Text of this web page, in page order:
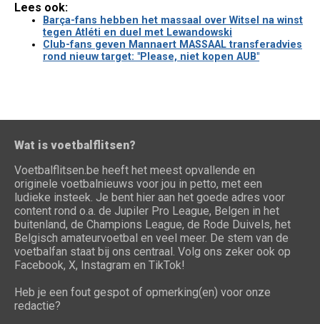
Lees ook:
Barça-fans hebben het massaal over Witsel na winst
tegen Atléti en duel met Lewandowski
Club-fans geven Mannaert MASSAAL transferadvies
rond nieuw target: "Please, niet kopen AUB"
Wat is voetbalflitsen?
Voetbalflitsen.be heeft het meest opvallende en
originele voetbalnieuws voor jou in petto, met een
ludieke insteek. Je bent hier aan het goede adres voor
content rond o.a. de Jupiler Pro League, Belgen in het
buitenland, de Champions League, de Rode Duivels, het
Belgisch amateurvoetbal en veel meer. De stem van de
voetbalfan staat bij ons centraal. Volg ons zeker ook op
Facebook, X, Instagram en TikTok!
Heb je een fout gespot of opmerking(en) voor onze
redactie?